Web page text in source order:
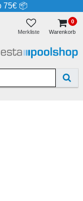
75€ 📦
Merkliste
0
Warenkorb